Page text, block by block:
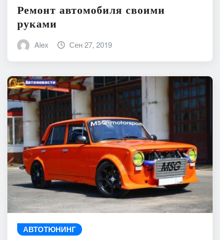
Ремонт автомобиля своими
руками
Alex Сен 27, 2019
АВТОТЮНИНГ